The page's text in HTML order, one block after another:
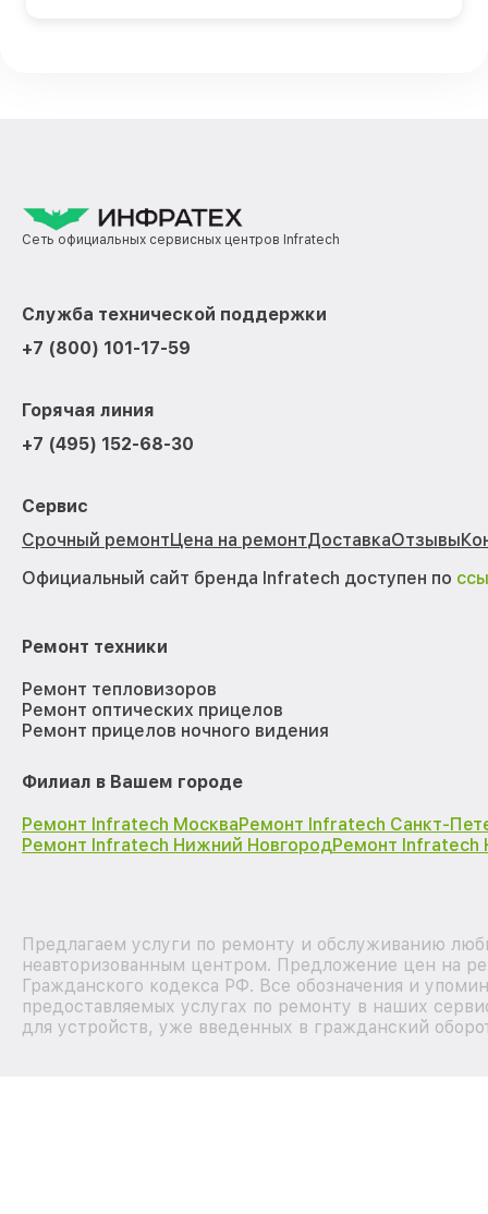
Сеть официальных сервисных центров Infratech
Служба технической поддержки
+7 (800) 101-17-59
Горячая линия
+7 (495) 152-68-30
Сервис
Срочный ремонтЦена на ремонтДоставкаОтзывы
Официальный сайт бренда Infratech доступен по
Ремонт техники
Ремонт тепловизоров
Ремонт оптических прицелов
Ремонт прицелов ночного видения
Филиал в Вашем городе
Ремонт Infratech МоскваРемонт Infratech Санкт-
Ремонт Infratech Нижний НовгородРемонт Infratech
Предлагаем услуги по ремонту и обслуживанию
неавторизованным центром. Предложение цен на
Гражданского кодекса РФ. Все обозначения и
предоставляемых услугах по ремонту в наших
для устройств, уже введенных в гражданский